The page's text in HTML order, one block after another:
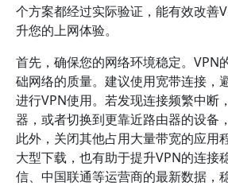
个方案都经过实际验证，能有效改善
升您的上网体验。
首先，确保您的网络环境稳定。VPN
础网络的质量。建议使用宽带连接，
进行VPN使用。若发现连接频繁中断
器，或者切换到更靠近路由器的设备
此外，关闭其他占用大量带宽的应用
大型下载，也有助于提升VPN的连接
信、中国联通等运营商的最新数据，